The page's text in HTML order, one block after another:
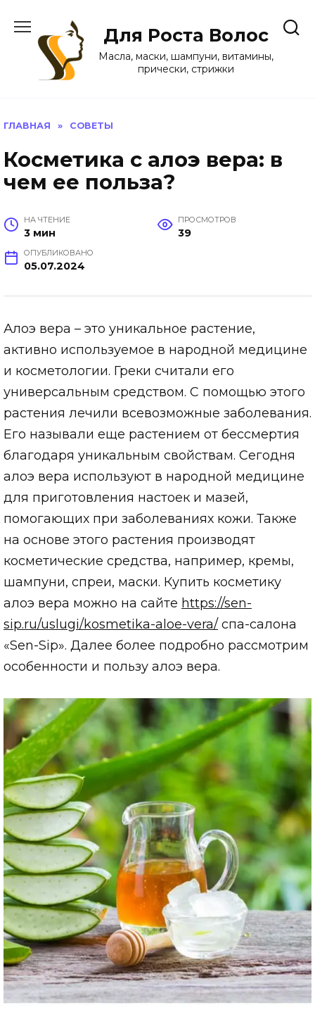
содержанию
Для Роста Волос
Масла, маски, шампуни, витамины,
прически, стрижки
ГЛАВНАЯ » СОВЕТЫ
Косметика с алоэ вера: в
чем ее польза?
НА ЧТЕНИЕ
3 мин
ПРОСМОТРОВ
39
ОПУБЛИКОВАНО
05.07.2024
Алоэ вера – это уникальное растение,
активно используемое в народной медицине
и косметологии. Греки считали его
универсальным средством. С помощью этого
растения лечили всевозможные заболевания.
Его называли еще растением от бессмертия
благодаря уникальным свойствам. Сегодня
алоэ вера используют в народной медицине
для приготовления настоек и мазей,
помогающих при заболеваниях кожи. Также
на основе этого растения производят
косметические средства, например, кремы,
шампуни, спреи, маски. Купить косметику
алоэ вера можно на сайте https://sen-
sip.ru/uslugi/kosmetika-aloe-vera/спа-салона
«Sen-Sip». Далее более подробно рассмотрим
особенности и пользу алоэ вера.